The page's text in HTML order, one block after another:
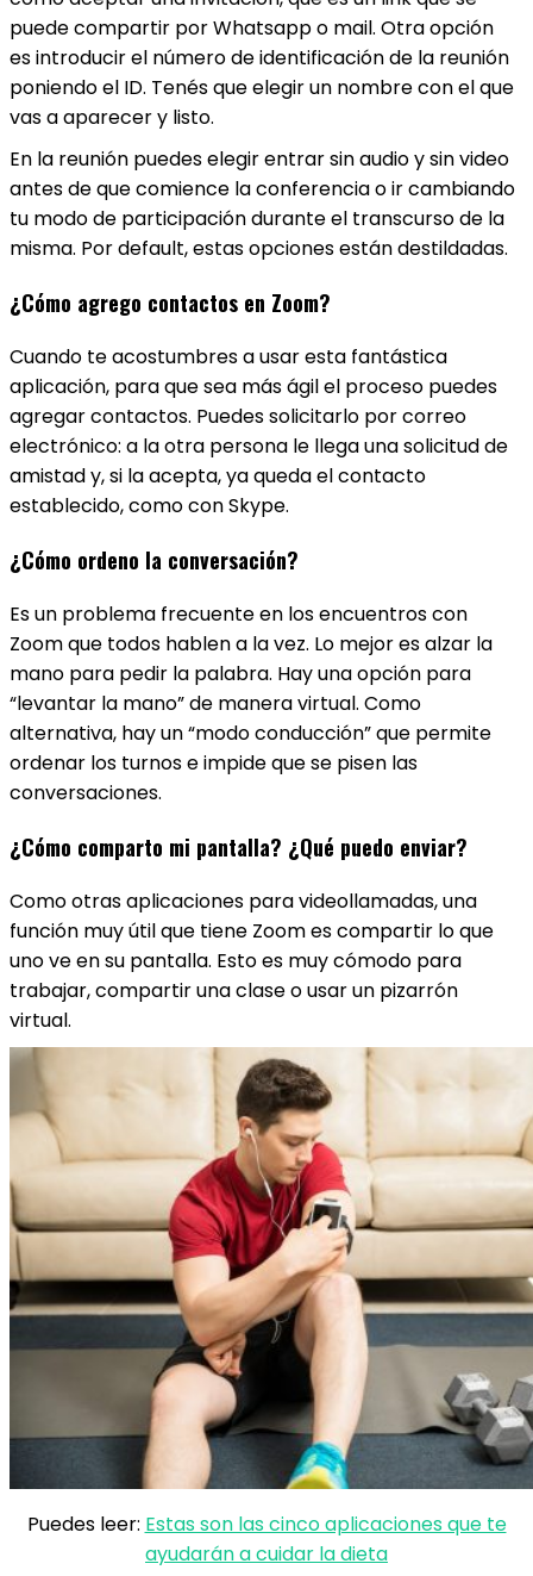
puede compartir por Whatsapp o mail. Otra opción
es introducir el número de identificación de la reunión
poniendo el ID. Tenés que elegir un nombre con el que
vas a aparecer y listo.
En la reunión puedes elegir entrar sin audio y sin video
antes de que comience la conferencia o ir cambiando
tu modo de participación durante el transcurso de la
misma. Por default, estas opciones están destildadas.
¿Cómo agrego contactos en Zoom?
Cuando te acostumbres a usar esta fantástica
aplicación, para que sea más ágil el proceso puedes
agregar contactos. Puedes solicitarlo por correo
electrónico: a la otra persona le llega una solicitud de
amistad y, si la acepta, ya queda el contacto
establecido, como con Skype.
¿Cómo ordeno la conversación?
Es un problema frecuente en los encuentros con
Zoom que todos hablen a la vez. Lo mejor es alzar la
mano para pedir la palabra. Hay una opción para
“levantar la mano” de manera virtual. Como
alternativa, hay un “modo conducción” que permite
ordenar los turnos e impide que se pisen las
conversaciones.
¿Cómo comparto mi pantalla? ¿Qué puedo enviar?
Como otras aplicaciones para videollamadas, una
función muy útil que tiene Zoom es compartir lo que
uno ve en su pantalla. Esto es muy cómodo para
trabajar, compartir una clase o usar un pizarrón
virtual.
Puedes leer: Estas son las cinco aplicaciones que te
ayudarán a cuidar la dieta